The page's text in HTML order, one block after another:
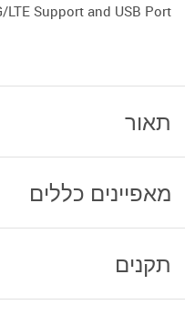
LTE Support and USB Port
תאור
מאפיינים כללים
תקנים